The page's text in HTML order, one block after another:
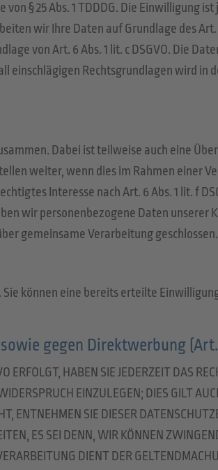
§ 25 Abs. 1 TDDDG. Die Einwilligung
wir Ihre Daten auf Grundlage des Art.
von Art. 6 Abs. 1 lit. c DSGVO. Die
einschlägigen Rechtsgrundlagen wird
Dabei ist teilweise auch eine
weiter, wenn dies im Rahmen einer
Interesse nach Art. 6 Abs. 1 lit. f
wir personenbezogene Daten unserer
gemeinsame Verarbeitung geschlossen.
können eine bereits erteilte
gegen Direktwerbung (Art.
HABEN SIE JEDERZEIT DAS
EINZULEGEN; DIES GILT
ENTNEHMEN SIE DIESER
ES SEI DENN, WIR KÖNNEN
DIENT DER